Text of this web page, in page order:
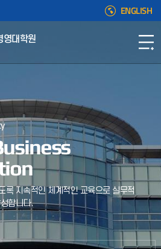
ENGLISH
영대학원
록 지속적인 체계적인 교육으로 실무적
합니다.